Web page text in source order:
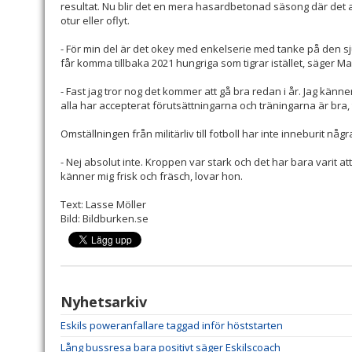
resultat. Nu blir det en mera hasardbetonad säsong där
otur eller oflyt.
- För min del är det okey med enkelserie med tanke på den
får komma tillbaka 2021 hungriga som tigrar istället, säger
- Fast jag tror nog det kommer att gå bra redan i år. Jag
alla har accepterat förutsättningarna och träningarna är bra,
Omställningen från militärliv till fotboll har inte inneburit
- Nej absolut inte. Kroppen var stark och det har bara varit
känner mig frisk och fräsch, lovar hon.
Text: Lasse Möller
Bild: Bildburken.se
Nyhetsarkiv
Eskils poweranfallare taggad inför höststarten
Lång bussresa bara positivt säger Eskilscoach